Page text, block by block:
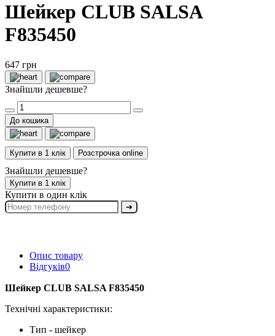
Шейкер CLUB SALSA
F835450
647 грн
Знайшли дешевше?
До кошика
Купити в 1 клік Розстрочка online
Знайшли дешевше?
Купити в 1 клік
Купити в один клік
➔
Опис товару
Відгуків0
Шейкер CLUB SALSA F835450
Технічні характеристики:
Тип - шейкер